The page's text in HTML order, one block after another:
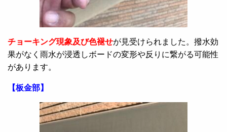
チョーキング現象及び色褪せが見受けられました。撥水効
果がなく雨水が浸透しボードの変形や反りに繋がる可能性
があります。
【板金部】